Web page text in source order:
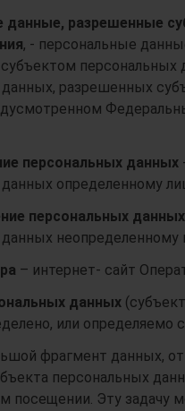
данные, разрешенные
, - персональные
персональных
разрешенных
персональных данных
определенному
персональных данных
неопределенному
– интернет- сайт
данных
или
фрагмент данных,
персональных
посещении. Эту задачу